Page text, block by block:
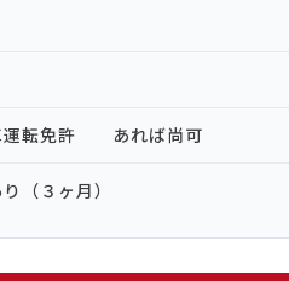
運転免許 あれば尚可
（３ヶ月）